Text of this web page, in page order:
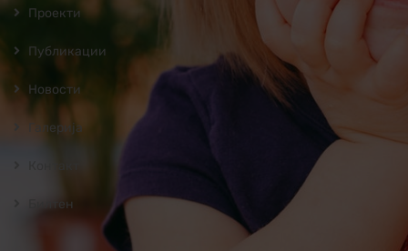
Проекти
Публикации
Новости
Галерија
Билтен